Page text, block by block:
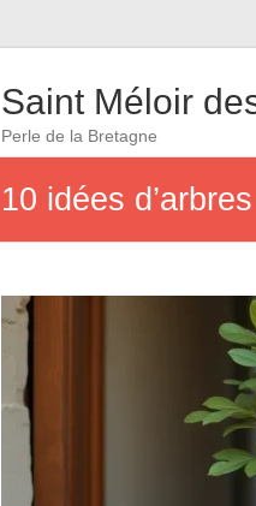
Saint Méloir
Perle de la Bretagne
10 idées